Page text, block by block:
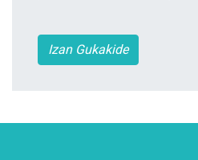
Izan Gukakide